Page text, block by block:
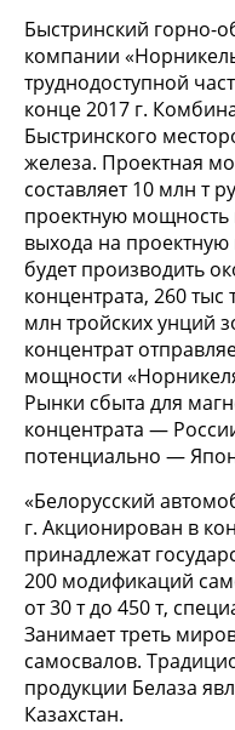
Быстринский горно-
компании
труднодоступной
конце 2017 г.
Быстринского
железа. Проектная
составляет 10 млн т
проектную мощность
выхода на
будет производить
концентрата, 260 тыс
млн тройских унций
концентрат
мощности
Рынки сбыта для
концентрата —
потенциально —
«Белорусский
г. Акционирован в
принадлежат
200 модификаций
от 30 т до 450 т,
Занимает треть
самосвалов.
продукции Белаза
Казахстан.